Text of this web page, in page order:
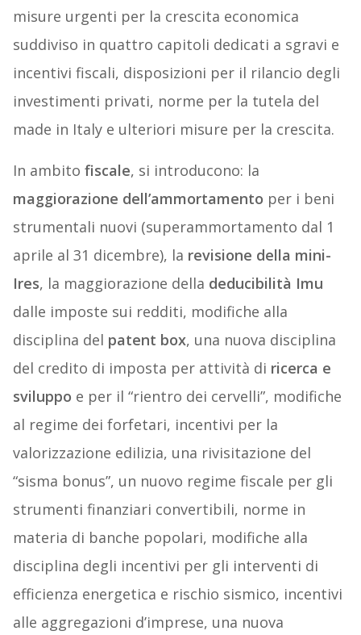
misure urgenti per la crescita economica
suddiviso in quattro capitoli dedicati a sgravi e
incentivi fiscali, disposizioni per il rilancio degli
investimenti privati, norme per la tutela del
made in Italy e ulteriori misure per la crescita.
In ambito fiscale, si introducono: la
maggiorazione dell’ammortamento per i beni
strumentali nuovi (superammortamento dal 1
aprile al 31 dicembre), la revisione della mini-
Ires, la maggiorazione della deducibilità Imu
dalle imposte sui redditi, modifiche alla
disciplina del patent box, una nuova disciplina
del credito di imposta per attività di ricerca e
sviluppo e per il “rientro dei cervelli”, modifiche
al regime dei forfetari, incentivi per la
valorizzazione edilizia, una rivisitazione del
“sisma bonus”, un nuovo regime fiscale per gli
strumenti finanziari convertibili, norme in
materia di banche popolari, modifiche alla
disciplina degli incentivi per gli interventi di
efficienza energetica e rischio sismico, incentivi
alle aggregazioni d’imprese, una nuova